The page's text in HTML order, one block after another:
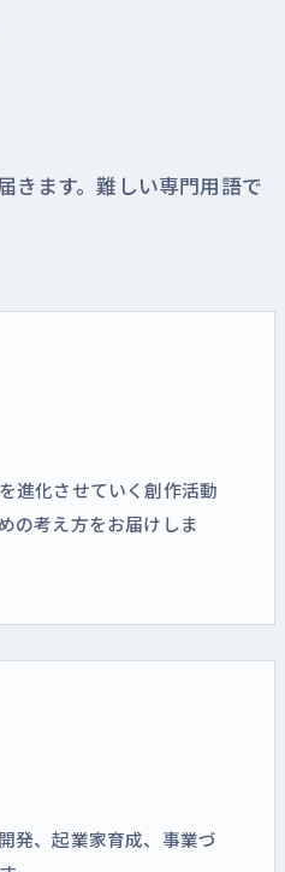
きます。難しい専門用語で
進化させていく創作活動
の考え方をお届けしま
発、起業家育成、事業づ